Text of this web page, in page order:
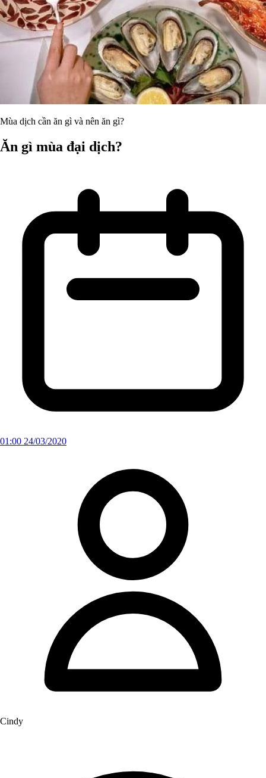
Mùa dịch cần ăn gì và nên ăn gì?
Ăn gì mùa đại dịch?
01:00 24/03/2020
Cindy